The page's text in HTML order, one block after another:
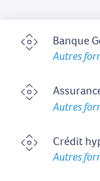
Banque
Autres
Autres
Crédit
Autres